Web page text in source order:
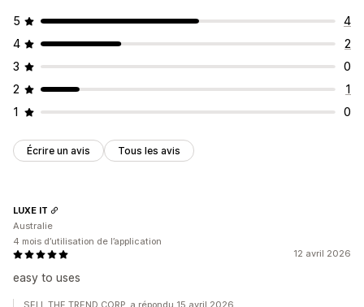
5
4
4
2
3
0
2
1
1
0
Écrire un avis Tous les avis
12 avril 2026
easy to uses
LUXE IT
Australie
4 mois d’utilisation de l’application